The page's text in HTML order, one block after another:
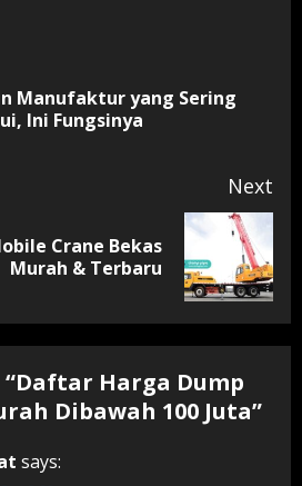
Manufaktur yang Sering
Ini Fungsinya
Next
Crane Bekas
Murah & Terbaru
Daftar Harga Dump
Dibawah 100 Juta”
says: